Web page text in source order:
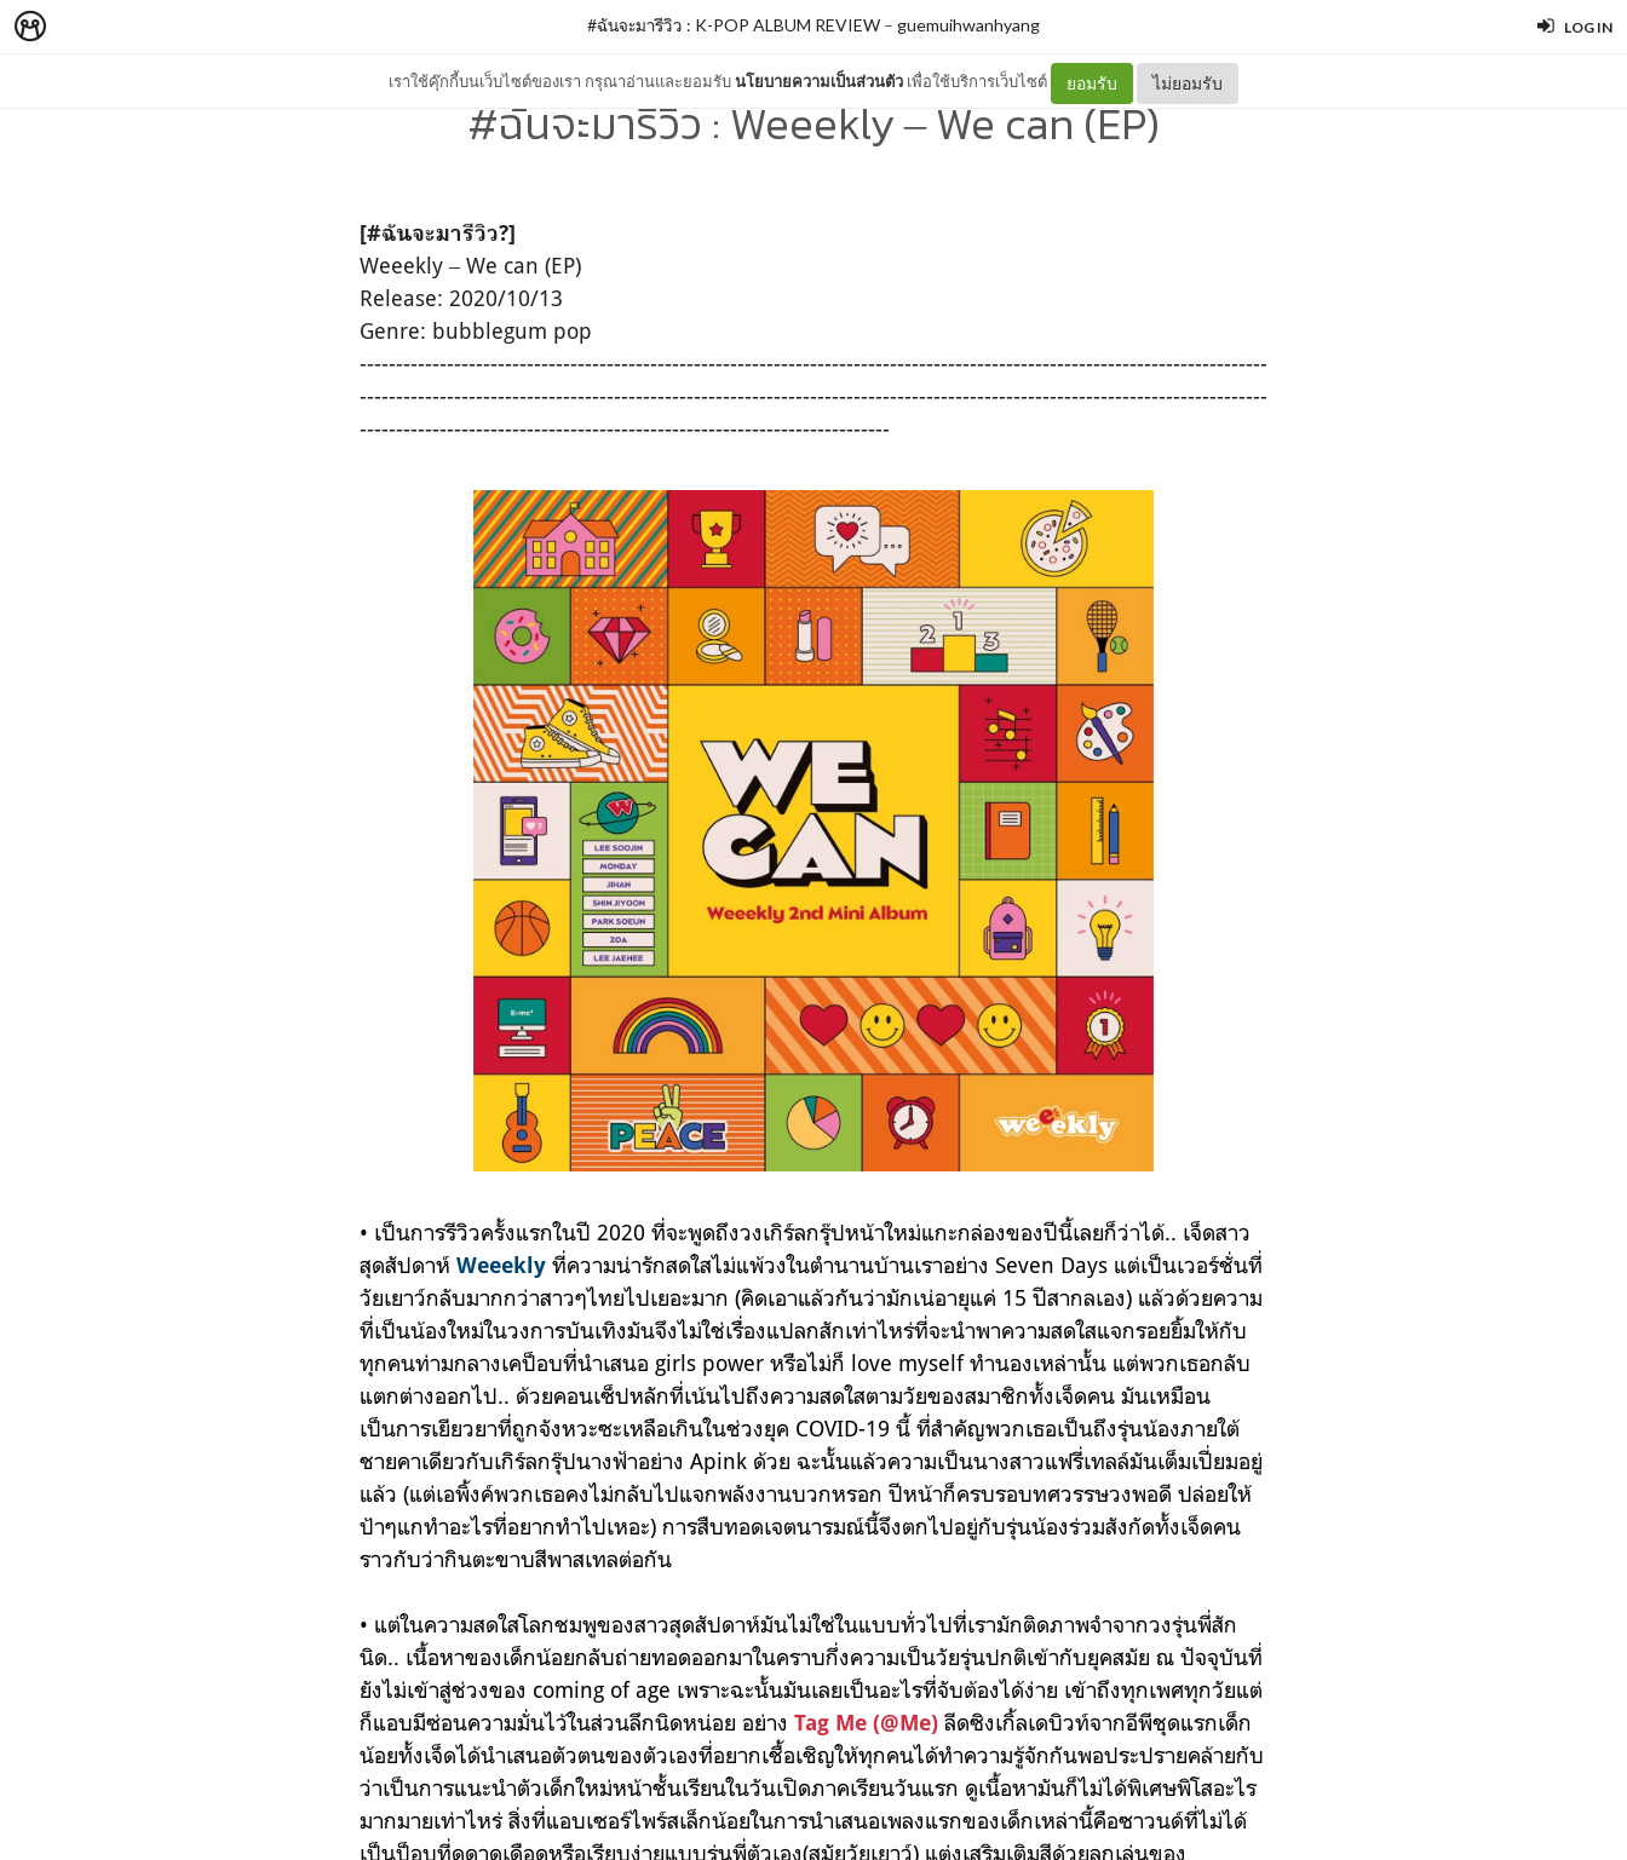
LOG IN
เราใช้คุ๊กกี้บนเว็บไซต์ของเรา กรุณาอ่านและยอมรับนโยบายความเป็นส่วนตัว เพื่อใช้บริการเว็บไซต์ ยอมรับ ไม่ยอมรับ
#ฉันจะมารีวิว : K-POP ALBUM REVIEW – guemuihwanhyang
#ฉันจะมารีวิว : Weeekly ‒ We can (EP)
[#ฉันจะมารีวิว?]
Weeekly ‒ We can (EP)
Release: 2020/10/13
Genre: bubblegum pop
-----------------------------------------------------------------------------------------------------------------------------
-----------------------------------------------------------------------------------------------------------------------------
-------------------------------------------------------------------------
• เป็นการรีวิวครั้งแรกในปี 2020 ที่จะพูดถึงวงเกิร์ลกรุ๊ปหน้าใหม่แกะกล่องของปีนี้เลยก็ว่าได้.. เจ็ดสาว
สุดสัปดาห์ Weeekly ที่ความน่ารักสดใสไม่แพ้วงในตำนานบ้านเราอย่าง Seven Days แต่เป็นเวอร์ชั่นที่
วัยเยาว์กลับมากกว่าสาวๆไทยไปเยอะมาก (คิดเอาแล้วกันว่ามักเน่อายุแค่ 15 ปีสากลเอง) แล้วด้วยความ
ที่เป็นน้องใหม่ในวงการบันเทิงมันจึงไม่ใช่เรื่องแปลกสักเท่าไหร่ที่จะนำพาความสดใสแจกรอยยิ้มให้กับ
ทุกคนท่ามกลางเคป็อบที่นำเสนอ girls power หรือไม่ก็ love myself ทำนองเหล่านั้น แต่พวกเธอกลับ
แตกต่างออกไป.. ด้วยคอนเซ็ปหลักที่เน้นไปถึงความสดใสตามวัยของสมาชิกทั้งเจ็ดคน มันเหมือน
เป็นการเยียวยาที่ถูกจังหวะซะเหลือเกินในช่วงยุค COVID-19 นี้ ที่สำคัญพวกเธอเป็นถึงรุ่นน้องภายใต้
ชายคาเดียวกับเกิร์ลกรุ๊ปนางฟ้าอย่าง Apink ด้วย ฉะนั้นแล้วความเป็นนางสาวแฟรี่เทลล์มันเต็มเปี่ยมอยู่
แล้ว (แต่เอพิ้งค์พวกเธอคงไม่กลับไปแจกพลังงานบวกหรอก ปีหน้าก็ครบรอบทศวรรษวงพอดี ปล่อยให้
ป้าๆแกทำอะไรที่อยากทำไปเหอะ) การสืบทอดเจตนารมณ์นี้จึงตกไปอยู่กับรุ่นน้องร่วมสังกัดทั้งเจ็ดคน
ราวกับว่ากินตะขาบสีพาสเทลต่อกัน
• แต่ในความสดใสโลกชมพูของสาวสุดสัปดาห์มันไม่ใช่ในแบบทั่วไปที่เรามักติดภาพจำจากวงรุ่นพี่สัก
นิด.. เนื้อหาของเด็กน้อยกลับถ่ายทอดออกมาในคราบกึ่งความเป็นวัยรุ่นปกติเข้ากับยุคสมัย ณ ปัจจุบันที่
ยังไม่เข้าสู่ช่วงของ coming of age เพราะฉะนั้นมันเลยเป็นอะไรที่จับต้องได้ง่าย เข้าถึงทุกเพศทุกวัยแต่
ก็แอบมีซ่อนความมั่นไว้ในส่วนลึกนิดหน่อย อย่าง Tag Me (@Me) ลีดซิงเกิ้ลเดบิวท์จากอีพีชุดแรกเด็ก
น้อยทั้งเจ็ดได้นำเสนอตัวตนของตัวเองที่อยากเชื้อเชิญให้ทุกคนได้ทำความรู้จักกันพอประปรายคล้ายกับ
ว่าเป็นการแนะนำตัวเด็กใหม่หน้าชั้นเรียนในวันเปิดภาคเรียนวันแรก ดูเนื้อหามันก็ไม่ได้พิเศษพิโสอะไร
มากมายเท่าไหร่ สิ่งที่แอบเซอร์ไพร์สเล็กน้อยในการนำเสนอเพลงแรกของเด็กเหล่านี้คือซาวนด์ที่ไม่ได้
เป็นป็อบที่ดูดาดเดือดหรือเรียบง่ายแบบรุ่นพี่ตัวเอง(สมัยวัยเยาว์) แต่งเสริมเติมสีด้วยลูกเล่นของ